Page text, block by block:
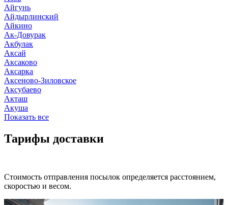
Айгунь
Айдырлинский
Айкино
Ак-Довурак
Акбулак
Аксай
Аксаково
Аксарка
Аксеново-Зиловское
Аксубаево
Акташ
Акуша
Показать все
Тарифы доставки
Стоимость отправления посылок определяется расстоянием,
скоростью и весом.